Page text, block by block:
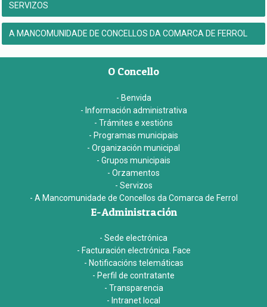
SERVIZOS
A MANCOMUNIDADE DE CONCELLOS DA COMARCA DE FERROL
O Concello
- Benvida
- Información administrativa
- Trámites e xestións
- Programas municipais
- Organización municipal
- Grupos municipais
- Orzamentos
- Servizos
- A Mancomunidade de Concellos da Comarca de Ferrol
E-Administración
- Sede electrónica
- Facturación electrónica. Face
- Notificacións telemáticas
- Perfil de contratante
- Transparencia
- Intranet local